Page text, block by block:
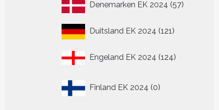
Denemarken EK 2024 5757
Duitsland EK 2024 121121
Engeland EK 2024 124124
Finland EK 2024 0
producten